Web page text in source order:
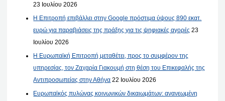
23 Ιουλίου 2026
Η Επιτροπή επιβάλλει στην Google πρόστιμα ύψους 890 εκατ.
ευρώ για παραβιάσεις της πράξης για τις ψηφιακές αγορές 23
Ιουλίου 2026
Η Ευρωπαϊκή Επιτροπή μεταθέτει, προς το συμφέρον της
υπηρεσίας, τον Ζαχαρία Γιακουμή στη θέση του Επικεφαλής της
Αντιπροσωπείας στην Αθήνα 22 Ιουλίου 2026
Ευρωπαϊκός πυλώνας κοινωνικών δικαιωμάτων: ανανεωμένη